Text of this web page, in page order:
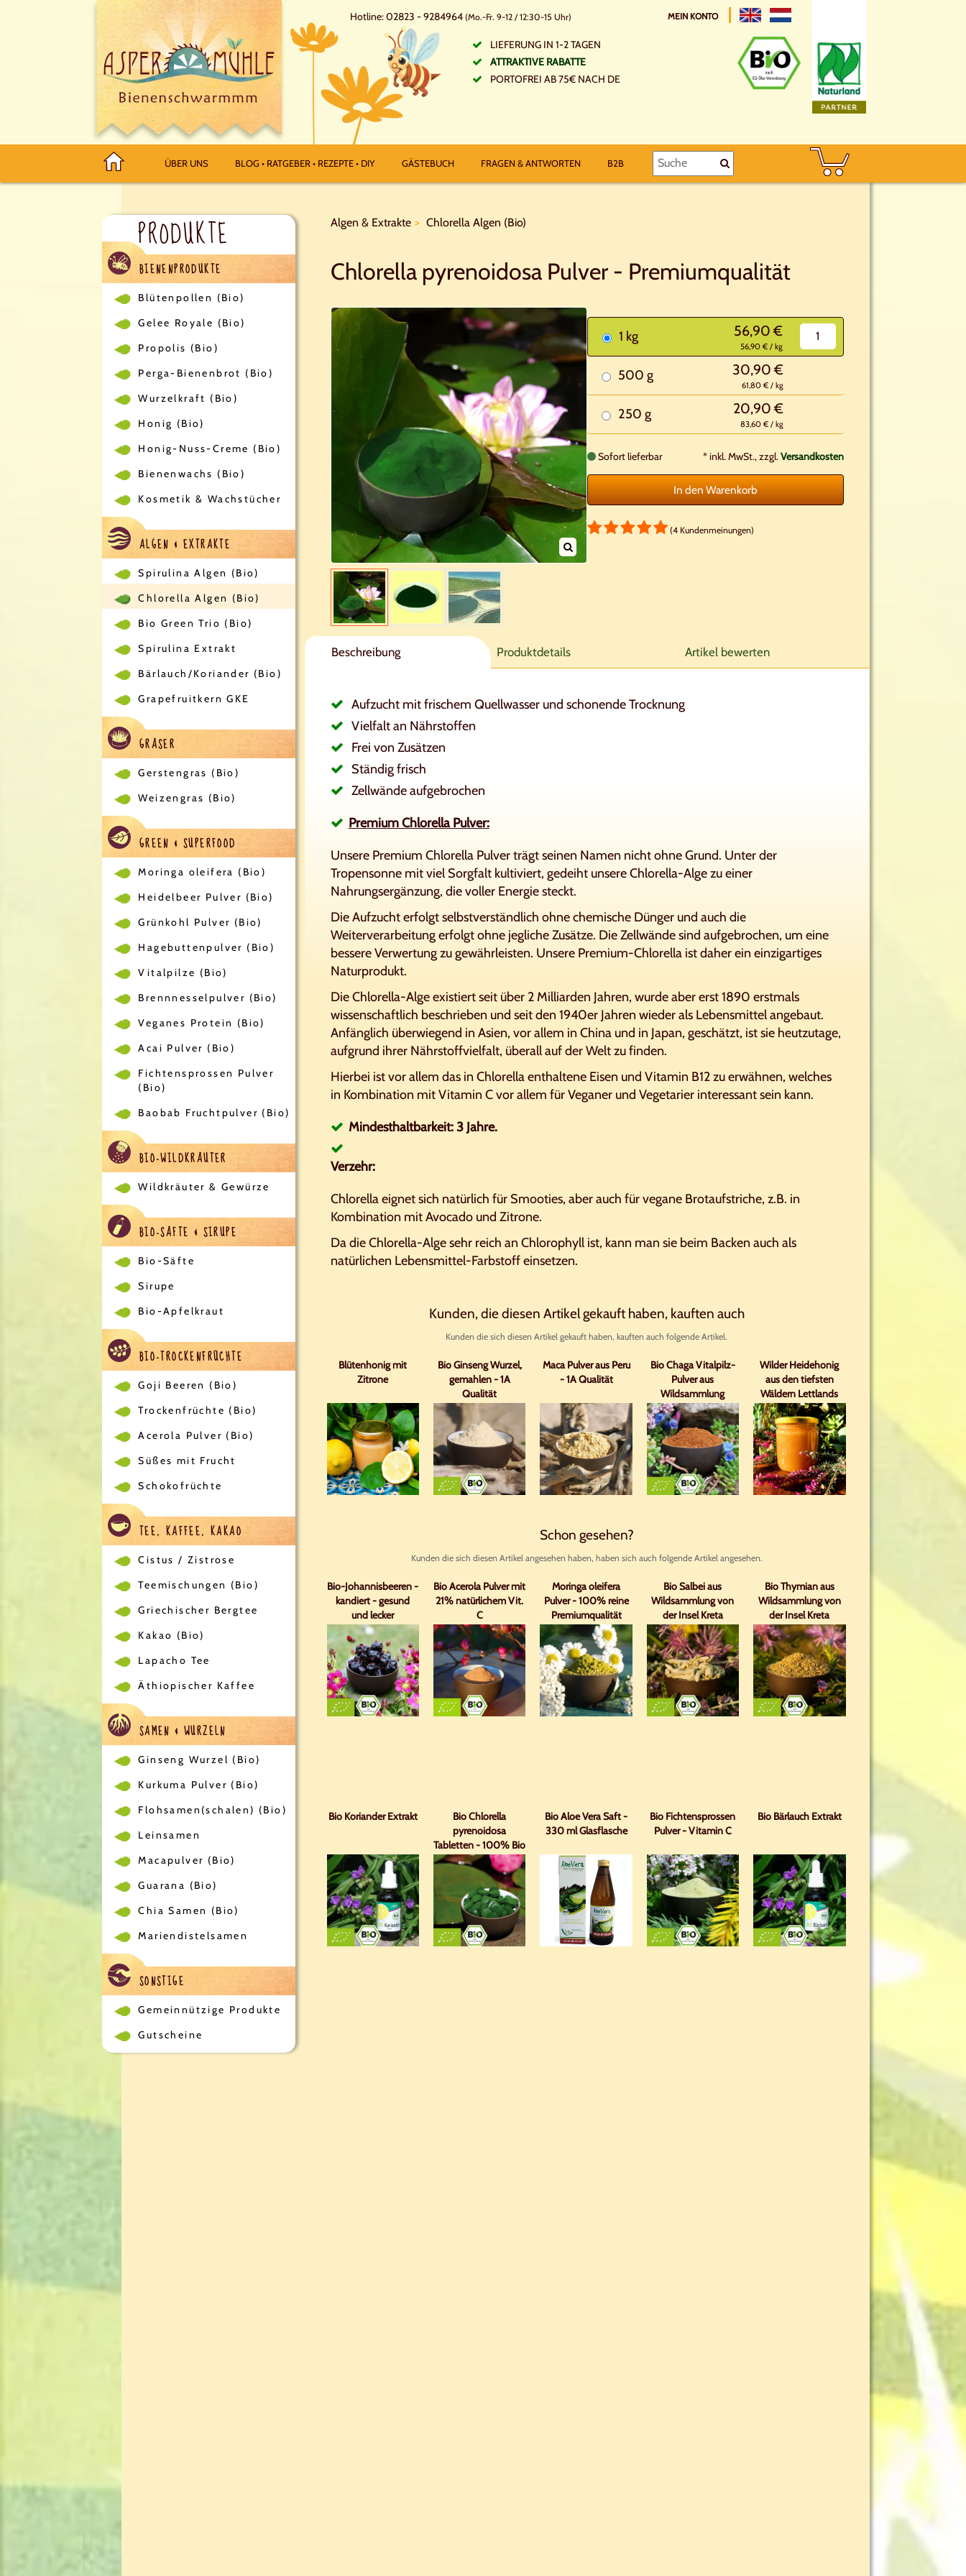
Hotline: 02823 - 9284964(Mo.-Fr. 9-12 / 12:30-15 Uhr)
LIEFERUNG IN 1-2 TAGEN
ATTRAKTIVE RABATTE
PORTOFREI AB 75€ NACH DE
MEIN KONTO
ÜBER UNS BLOG • RATGEBER • REZEPTE • DIY GÄSTEBUCH FRAGEN & ANTWORTEN B2B
PRODUKTE
BIENENPRODUKTE
Blütenpollen (Bio)
Gelee Royale (Bio)
Propolis (Bio)
Perga-Bienenbrot (Bio)
Wurzelkraft (Bio)
Honig (Bio)
Honig-Nuss-Creme (Bio)
Bienenwachs (Bio)
Kosmetik & Wachstücher
ALGEN & EXTRAKTE
Spirulina Algen (Bio)
Chlorella Algen (Bio)
Bio Green Trio (Bio)
Spirulina Extrakt
Bärlauch/Koriander (Bio)
Grapefruitkern GKE
GRÄSER
Gerstengras (Bio)
Weizengras (Bio)
GREEN & SUPERFOOD
Moringa oleifera (Bio)
Heidelbeer Pulver (Bio)
Grünkohl Pulver (Bio)
Hagebuttenpulver (Bio)
Vitalpilze (Bio)
Brennnesselpulver (Bio)
Veganes Protein (Bio)
Acai Pulver (Bio)
Fichtensprossen Pulver
(Bio)
Baobab Fruchtpulver (Bio)
BIO-WILDKRÄUTER
Wildkräuter & Gewürze
BIO-SÄFTE & SIRUPE
Bio-Säfte
Sirupe
Bio-Apfelkraut
BIO-TROCKENFRÜCHTE
Goji Beeren (Bio)
Trockenfrüchte (Bio)
Acerola Pulver (Bio)
Süßes mit Frucht
Schokofrüchte
TEE, KAFFEE, KAKAO
Cistus / Zistrose
Teemischungen (Bio)
Griechischer Bergtee
Kakao (Bio)
Lapacho Tee
Äthiopischer Kaffee
SAMEN & WURZELN
Ginseng Wurzel (Bio)
Kurkuma Pulver (Bio)
Flohsamen(schalen) (Bio)
Leinsamen
Macapulver (Bio)
Guarana (Bio)
Chia Samen (Bio)
Mariendistelsamen
SONSTIGE
Gemeinnützige Produkte
Gutscheine
Algen & Extrakte Chlorella Algen (Bio)
Chlorella pyrenoidosa Pulver - Premiumqualität
1 kg 56,90 €
56,90 € / kg
500 g 30,90 €
61,80 € / kg
250 g 20,90 €
83,60 € / kg
Sofort lieferbar *inkl. MwSt., zzgl.Versandkosten
In den Warenkorb
(4 Kundenmeinungen)
Beschreibung Produktdetails Artikel bewerten
Aufzucht mit frischem Quellwasser und schonende Trocknung
Vielfalt an Nährstoffen
Frei von Zusätzen
Ständig frisch
Zellwände aufgebrochen
Premium Chlorella Pulver:
Unsere Premium Chlorella Pulver trägt seinen Namen nicht ohne Grund. Unter der
Tropensonne mit viel Sorgfalt kultiviert, gedeiht unsere Chlorella-Alge zu einer
Nahrungsergänzung, die voller Energie steckt.
Die Aufzucht erfolgt selbstverständlich ohne chemische Dünger und auch die
Weiterverarbeitung erfolgt ohne jegliche Zusätze. Die Zellwände sind aufgebrochen, um eine
bessere Verwertung zu gewährleisten. Unsere Premium-Chlorella ist daher ein einzigartiges
Naturprodukt.
Die Chlorella-Alge existiert seit über 2 Milliarden Jahren, wurde aber erst 1890 erstmals
wissenschaftlich beschrieben und seit den 1940er Jahren wieder als Lebensmittel angebaut.
Anfänglich überwiegend in Asien, vor allem in China und in Japan, geschätzt, ist sie heutzutage,
aufgrund ihrer Nährstoffvielfalt, überall auf der Welt zu finden.
Hierbei ist vor allem das in Chlorella enthaltene Eisen und Vitamin B12 zu erwähnen, welches
in Kombination mit Vitamin C vor allem für Veganer und Vegetarier interessant sein kann.
Mindesthaltbarkeit: 3 Jahre.
Verzehr:
Chlorella eignet sich natürlich für Smooties, aber auch für vegane Brotaufstriche, z.B. in
Kombination mit Avocado und Zitrone.
Da die Chlorella-Alge sehr reich an Chlorophyll ist, kann man sie beim Backen auch als
natürlichen Lebensmittel-Farbstoff einsetzen.
Kunden, die diesen Artikel gekauft haben, kauften auch
Kunden die sich diesen Artikel gekauft haben, kauften auch folgende Artikel.
Blütenhonig mit
Zitrone
Bio Ginseng Wurzel,
gemahlen - 1A
Qualität
Maca Pulver aus Peru
- 1A Qualität
Bio Chaga Vitalpilz-
Pulver aus
Wildsammlung
Wilder Heidehonig
aus den tiefsten
Wäldern Lettlands
Schon gesehen?
Kunden die sich diesen Artikel angesehen haben, haben sich auch folgende Artikel angesehen.
Bio-Johannisbeeren -
kandiert - gesund
und lecker
Bio Acerola Pulver mit
21% natürlichem Vit.
C
Moringa oleifera
Pulver - 100% reine
Premiumqualität
Bio Salbei aus
Wildsammlung von
der Insel Kreta
Bio Thymian aus
Wildsammlung von
der Insel Kreta
Bio Koriander Extrakt
Bio Chlorella
pyrenoidosa
Tabletten - 100% Bio
mit Analyse
Bio Aloe Vera Saft -
330 ml Glasflasche
Bio Fichtensprossen
Pulver - Vitamin C
Bio Bärlauch Extrakt